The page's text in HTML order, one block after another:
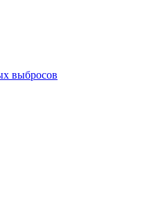
выбросов